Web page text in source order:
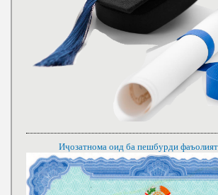
Иҷозатнома оид ба пешбурди